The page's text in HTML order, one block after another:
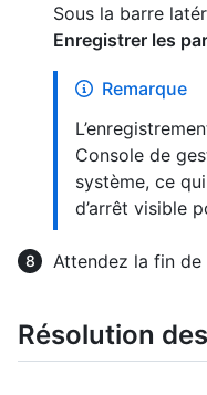
Sous la barre
Enregistrer les
Remarque
Console de
système, ce
d’arrêt visible
Attendez la fin de
Résolution